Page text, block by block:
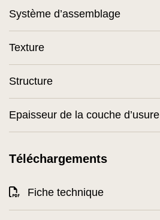
Téléchargements
Fiche technique
Système d’assemblage
Texture
Structure
Epaisseur de la couche d’usure